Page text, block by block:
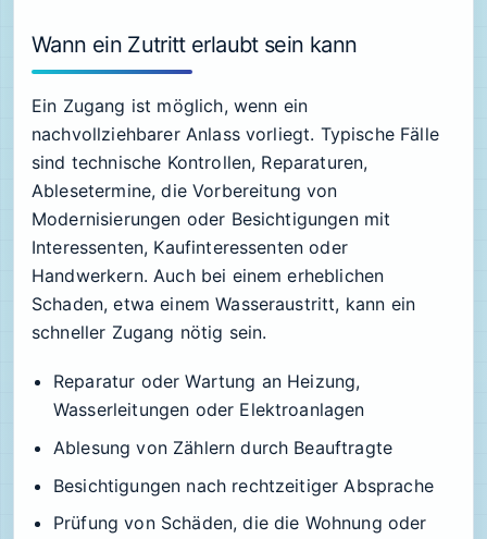
Wann ein Zutritt erlaubt sein kann
Ein Zugang ist möglich, wenn ein
nachvollziehbarer Anlass vorliegt. Typische Fälle
sind technische Kontrollen, Reparaturen,
Ablesetermine, die Vorbereitung von
Modernisierungen oder Besichtigungen mit
Interessenten, Kaufinteressenten oder
Handwerkern. Auch bei einem erheblichen
Schaden, etwa einem Wasseraustritt, kann ein
schneller Zugang nötig sein.
Reparatur oder Wartung an Heizung,
Wasserleitungen oder Elektroanlagen
Ablesung von Zählern durch Beauftragte
Besichtigungen nach rechtzeitiger Absprache
Prüfung von Schäden, die die Wohnung oder